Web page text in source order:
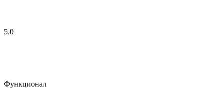
5,0
Функционал